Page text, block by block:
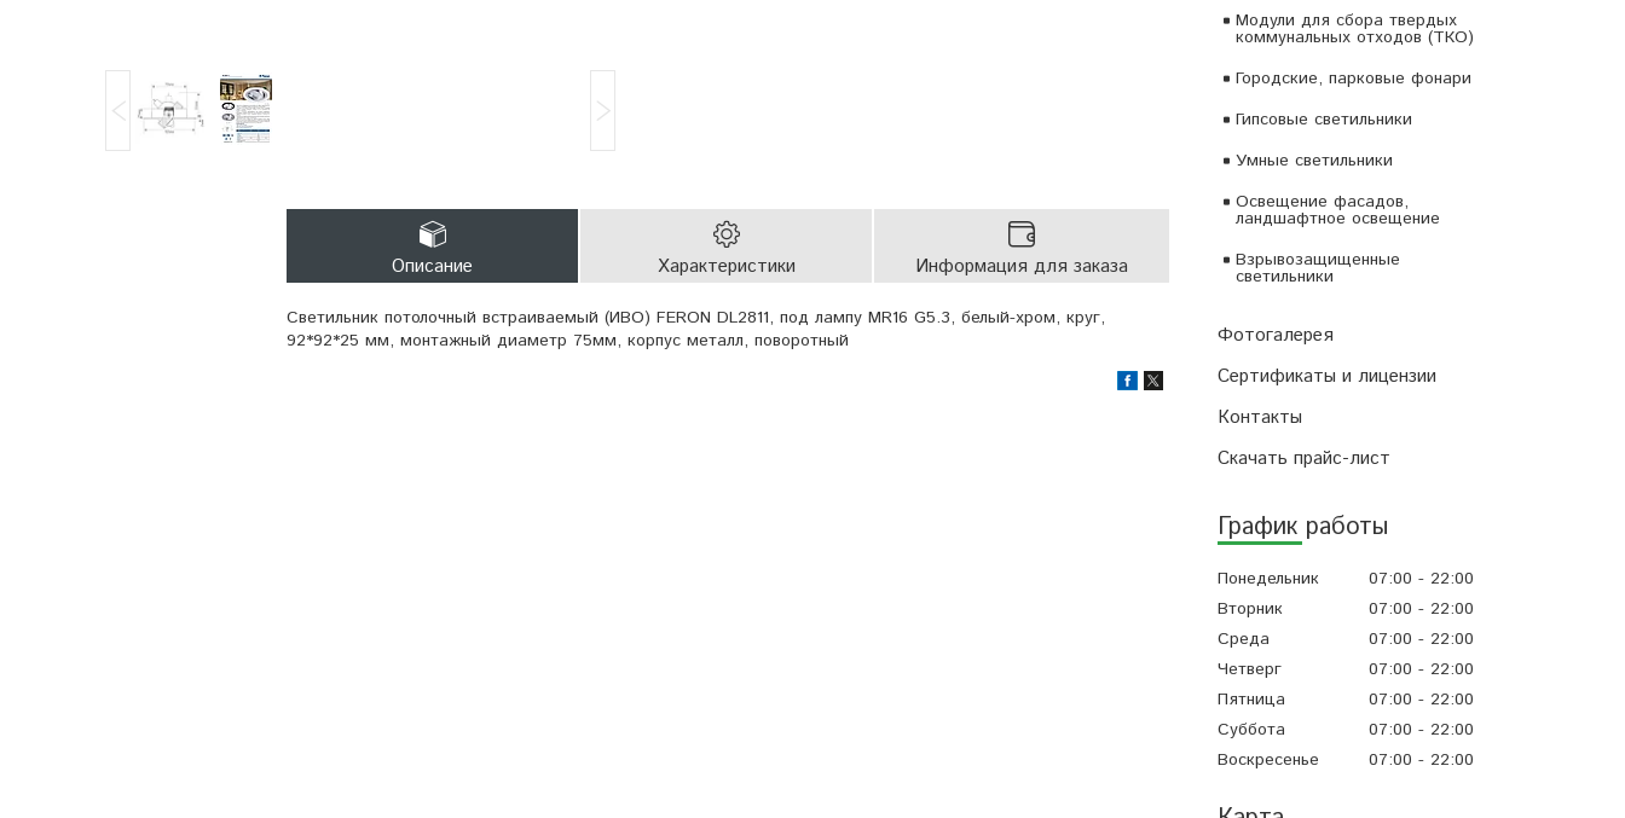
Модули для сбора твердых
коммунальных отходов (ТКО)
Городские, парковые фонари
Гипсовые светильники
Умные светильники
Освещение фасадов,
ландшафтное освещение
Взрывозащищенные
светильники
Фотогалерея
Сертификаты и лицензии
Контакты
Скачать прайс-лист
График работы
Понедельник 07:00
22:00
Вторник
07:00
22:00
Среда
07:00
22:00
Четверг
07:00
22:00
Пятница
07:00
22:00
Суббота
07:00
22:00
Воскресенье
07:00 22:00
Описание Характеристики Информация для заказа
Светильник потолочный встраиваемый (ИВО) FERON DL2811, под лампу MR16 G5.3, белый-хром, круг,
92*92*25 мм, монтажный диаметр 75мм, корпус металл, поворотный